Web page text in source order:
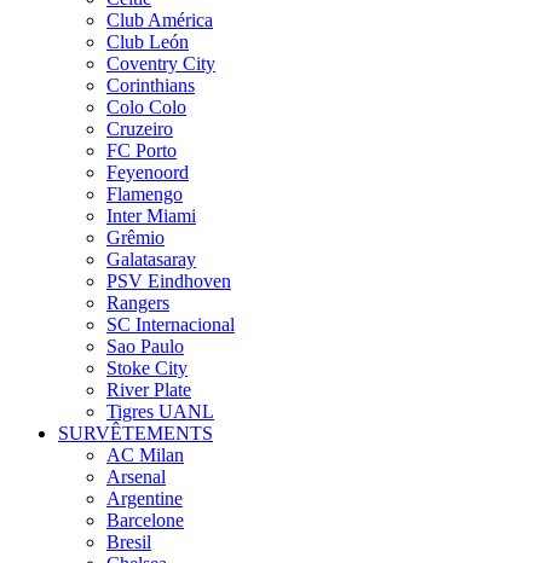
Club América
Club León
Coventry City
Corinthians
Colo Colo
Cruzeiro
FC Porto
Feyenoord
Flamengo
Inter Miami
Grêmio
Galatasaray
PSV Eindhoven
Rangers
SC Internacional
Sao Paulo
Stoke City
River Plate
Tigres UANL
SURVÊTEMENTS
AC Milan
Arsenal
Argentine
Barcelone
Bresil